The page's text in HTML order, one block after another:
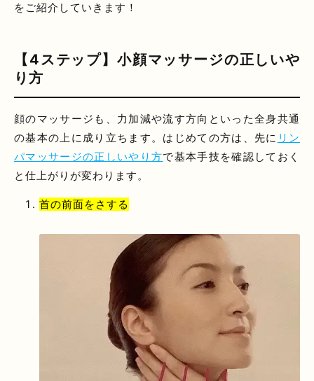
をご紹介していきます！
【4ステップ】小顔マッサージの正しいや
り方
顔のマッサージも、力加減や流す方向といった全身共通
の基本の上に成り立ちます。はじめての方は、先に リン
パマッサージの正しいやり方で基本手技を確認しておく
と仕上がりが変わります。
首の前面をさする